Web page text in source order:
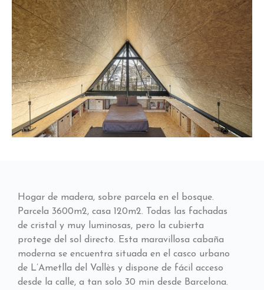
Hogar de madera, sobre parcela en el bosque.
Parcela 3600m2, casa 120m2. Todas las fachadas
de cristal y muy luminosas, pero la cubierta
protege del sol directo. Esta maravillosa cabaña
moderna se encuentra situada en el casco urbano
de L’Ametlla del Vallès y dispone de fácil acceso
desde la calle, a tan solo 30 min desde Barcelona.